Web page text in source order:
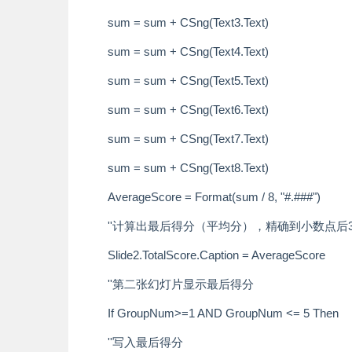
sum = sum + CSng(Text3.Text)
sum = sum + CSng(Text4.Text)
sum = sum + CSng(Text5.Text)
sum = sum + CSng(Text6.Text)
sum = sum + CSng(Text7.Text)
sum = sum + CSng(Text8.Text)
AverageScore = Format(sum / 8, "#.###")
''计算出最后得分（平均分），精确到小数点后
Slide2.TotalScore.Caption = AverageScore
''第二张幻灯片显示最后得分
If GroupNum>=1 AND GroupNum <= 5 Then
''写入最后得分